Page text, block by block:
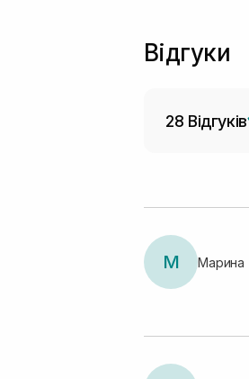
Відгуки
28 Відгуків
М Марина